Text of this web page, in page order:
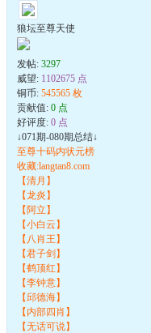
狼坛至尊天使
发帖: 3297
威望: 1102675 点
铜币: 545565 枚
贡献值: 0 点
好评度: 0 点
↓071期-080期总结↓
至尊十码内状元榜
收藏:langtan8.com
【清月】
【龙炎】
【阿立】
【小白云】
【八肖王】
【君子剑】
【鹤顶红】
【李钟意】
【邱德海】
【内部四肖】
【无话可说】